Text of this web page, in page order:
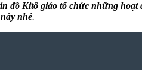
đồ Kitô giáo tổ chức những
nhé.